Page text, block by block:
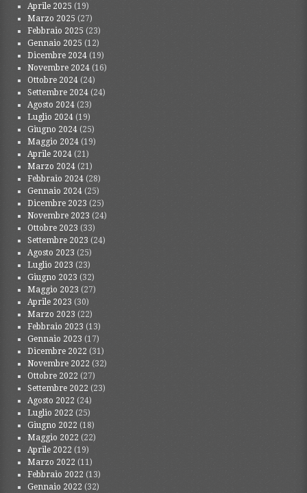
Aprile 2025 (19)
Marzo 2025 (27)
Febbraio 2025 (23)
Gennaio 2025 (12)
Dicembre 2024 (19)
Novembre 2024 (16)
Ottobre 2024 (24)
Settembre 2024 (24)
Agosto 2024 (23)
Luglio 2024 (19)
Giugno 2024 (25)
Maggio 2024 (19)
Aprile 2024 (21)
Marzo 2024 (21)
Febbraio 2024 (28)
Gennaio 2024 (25)
Dicembre 2023 (25)
Novembre 2023 (24)
Ottobre 2023 (33)
Settembre 2023 (24)
Agosto 2023 (25)
Luglio 2023 (23)
Giugno 2023 (32)
Maggio 2023 (27)
Aprile 2023 (30)
Marzo 2023 (22)
Febbraio 2023 (13)
Gennaio 2023 (17)
Dicembre 2022 (31)
Novembre 2022 (32)
Ottobre 2022 (27)
Settembre 2022 (23)
Agosto 2022 (24)
Luglio 2022 (25)
Giugno 2022 (18)
Maggio 2022 (22)
Aprile 2022 (19)
Marzo 2022 (11)
Febbraio 2022 (13)
Gennaio 2022 (32)